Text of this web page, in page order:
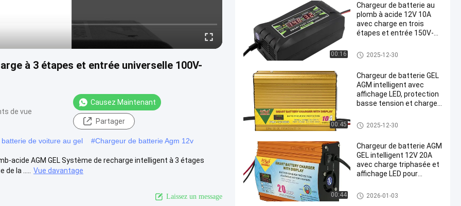
à 3 étapes et entrée universelle 100V-
de vue
Causez Maintenant
Partager
de voiture au gel #Chargeur de batterie Agm 12v
acide AGM GEL Système de recharge intelligent à 3 étages
la .....
Vue davantage
Laissez un message
00:16
Chargeur de batterie au
plomb à acide 12V 10A
avec charge en trois
étapes et entrée 150V-
AGM GEL
chargeur de batterie au gel ag
m
2025-12-30
00:45
Chargeur de batterie GEL
AGM intelligent avec
affichage LED, protection
basse tension et charge
batteries au plomb
chargeur de batterie au gel ag
m
2025-12-30
00:44
Chargeur de batterie AGM
GEL intelligent 12V 20A
avec charge triphasée et
affichage LED pour
chargeur de batterie au gel ag
m
2026-01-03